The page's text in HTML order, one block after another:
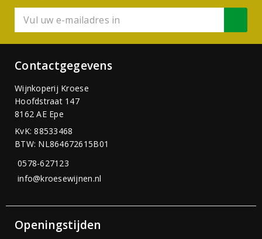
Contactgegevens
Wijnkoperij Kroese
Hoofdstraat 147
8162 AE Epe
KvK: 88533468
BTW: NL864672615B01
0578-627123
info@kroesewijnen.nl
Openingstijden